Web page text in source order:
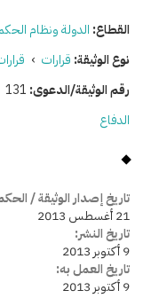
القطاع: الدولة ونظام
نوع الوثيقة: قرارات ›
رقم الوثيقة/الدعوى: 131
الدفاع
تاريخ إصدار الوثيقة /
21 أغسطس 2013
تاريخ النشر:
9 أكتوبر 2013
تاريخ العمل به:
9 أكتوبر 2013